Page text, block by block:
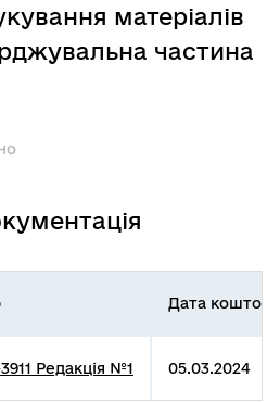
матеріалів
частина
Дата
Редакція №1 05.03.2024